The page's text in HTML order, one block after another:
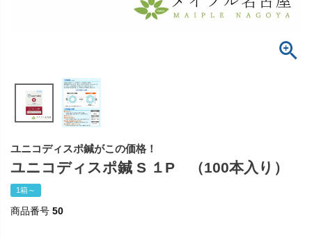
ユニコディスポ鍼がこの価格！
ユニコディスポ鍼 S １P （100本入り）
1箱～
商品番号 50